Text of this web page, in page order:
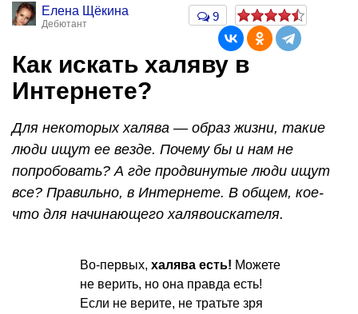
Елена Щёкина
Дебютант
9
Как искать халяву в
Интернете?
Для некоторых халява — образ жизни, такие
люди ищут ее везде. Почему бы и нам не
попробовать? А где продвинутые люди ищут
все? Правильно, в Интернете. В общем, кое-
что для начинающего халявоискателя.
Во-первых, халява есть! Можете
не верить, но она правда есть!
Если не верите, не тратьте зря